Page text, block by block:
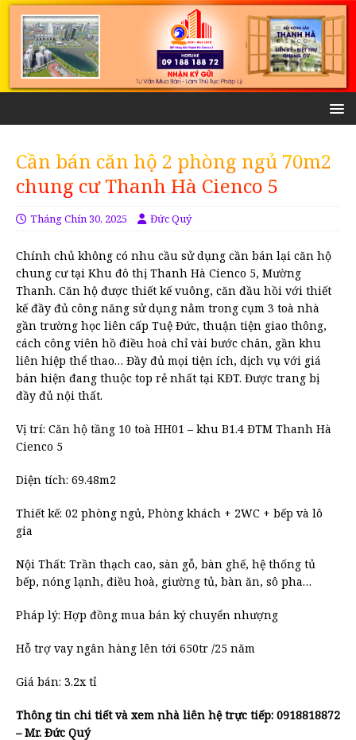
Cần bán căn hộ 2 phòng ngủ 70m2
chung cư Thanh Hà Cienco 5
Tháng Chín 30, 2025 Đức Quý
Chính chủ không có nhu cầu sử dụng cần bán lại căn hộ
chung cư tại Khu đô thị Thanh Hà Cienco 5, Mường
Thanh. Căn hộ được thiết kế vuông, căn đầu hồi với thiết
kế đầy đủ công năng sử dụng nằm trong cụm 3 toà nhà
gần trường học liên cấp Tuệ Đức, thuận tiện giao thông,
cách công viên hồ điều hoà chỉ vài bước chân, gần khu
liên hiệp thể thao… Đầy đủ mọi tiện ích, dịch vụ với giá
bán hiện đang thuộc top rẻ nhất tại KĐT. Được trang bị
đầy đủ nội thất.
Vị trí: Căn hộ tầng 10 toà HH01 – khu B1.4 ĐTM Thanh Hà
Cienco 5
Diện tích: 69.48m2
Thiết kế: 02 phòng ngủ, Phòng khách + 2WC + bếp và lô
gia
Nội Thất: Trần thạch cao, sàn gỗ, bàn ghế, hệ thống tủ
bếp, nóng lạnh, điều hoà, giường tủ, bàn ăn, sô pha…
Pháp lý: Hợp đồng mua bán ký chuyển nhượng
Hỗ trợ vay ngân hàng lên tới 650tr /25 năm
Giá bán: 3.2x tỉ
Thông tin chi tiết và xem nhà liên hệ trực tiếp: 0918818872
– Mr. Đức Quý